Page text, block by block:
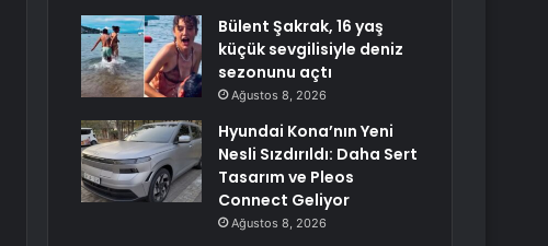
Bülent Şakrak, 16 yaş
küçük sevgilisiyle deniz
sezonunu açtı
Ağustos 8, 2026
Hyundai Kona’nın Yeni
Nesli Sızdırıldı: Daha Sert
Tasarım ve Pleos
Connect Geliyor
Ağustos 8, 2026